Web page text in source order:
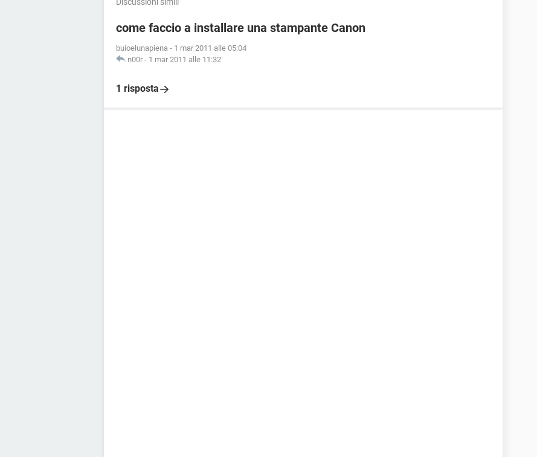
come faccio a installare una stampante Canon
buioelunapiena - 1 mar 2011 alle 05:04
n00r - 1 mar 2011 alle 11:32
1 risposta